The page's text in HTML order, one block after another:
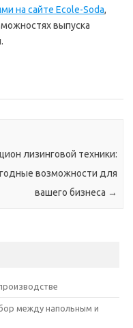
на сайте Ecole-Soda,
выпуска
лизинговой техники:
возможности для
вашего бизнеса →
между напольным и